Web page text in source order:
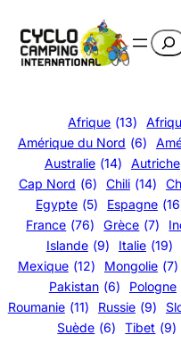
au
contenu
Afrique (13)
Amérique du Nord (6)
Australie (14) Autriche
Cap Nord (6) Chili (14)
Egypte (5) Espagne
France (76) Grèce (7)
Islande (9) Italie (19)
Mexique (12) Mongolie (7)
Pakistan (6) Pologne
Roumanie (11) Russie (9)
Suède (6) Tibet (9)